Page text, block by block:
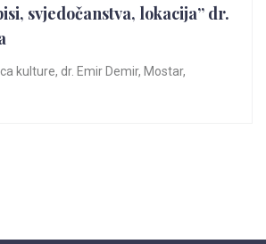
svjedočanstva, lokacija” dr.
kulture, dr. Emir Demir, Mostar,